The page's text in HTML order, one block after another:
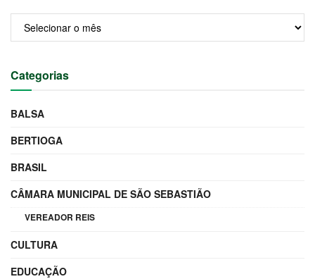
Categorias
BALSA
BERTIOGA
BRASIL
CÂMARA MUNICIPAL DE SÃO SEBASTIÃO
VEREADOR REIS
CULTURA
EDUCAÇÃO